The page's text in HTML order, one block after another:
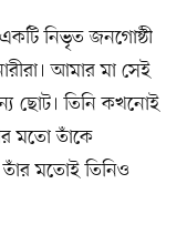
নিভৃত জনগোষ্ঠী
আমার মা সেই
ছোট। তিনি কখনোই
মতো তাঁকে
মতোই তিনিও